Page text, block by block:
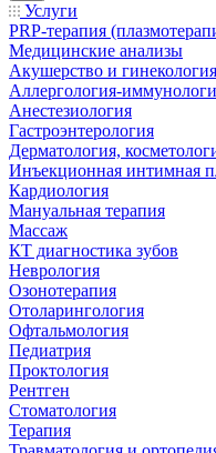
Услуги
PRP-терапия
Медицинские анализы
Акушерство и гинекология
Аллергология-
Анестезиология
Гастроэнтерология
Дерматология,
Инъекционная интимная
Кардиология
Мануальная терапия
Массаж
КТ диагностика зубов
Неврология
Озонотерапия
Отоларингология
Офтальмология
Педиатрия
Проктология
Рентген
Стоматология
Терапия